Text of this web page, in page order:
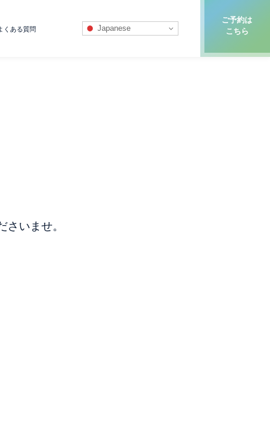
くある質問 Japanese
ご予約は
こちら
いませ。